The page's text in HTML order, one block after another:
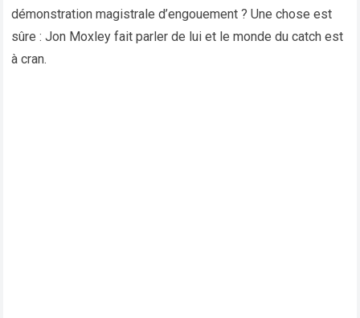
démonstration magistrale d’engouement ? Une chose est
sûre : Jon Moxley fait parler de lui et le monde du catch est
à cran.